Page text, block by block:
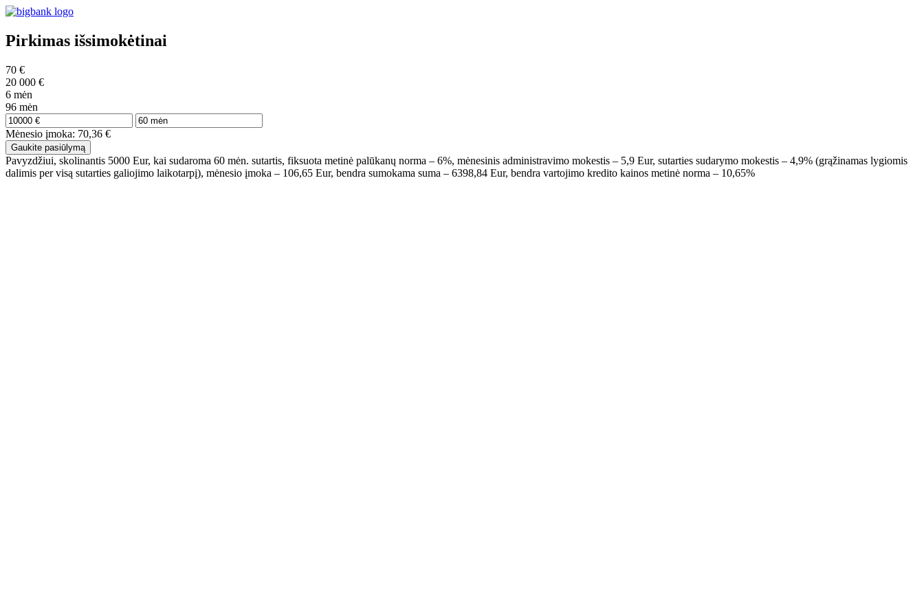
Pirkimas išsimokėtinai
70 €
20 000 €
6 mėn
96 mėn
Mėnesio įmoka: 70,36 €
Gaukite pasiūlymą
Pavyzdžiui, skolinantis 5000 Eur, kai sudaroma 60 mėn. sutartis, fiksuota metinė palūkanų norma – 6%, mėnesinis administravimo mokestis – 5,9 Eur, sutarties sudarymo mokestis – 4,9% (grąžinamas lygiomis
dalimis per visą sutarties galiojimo laikotarpį), mėnesio įmoka – 106,65 Eur, bendra sumokama suma – 6398,84 Eur, bendra vartojimo kredito kainos metinė norma – 10,65%